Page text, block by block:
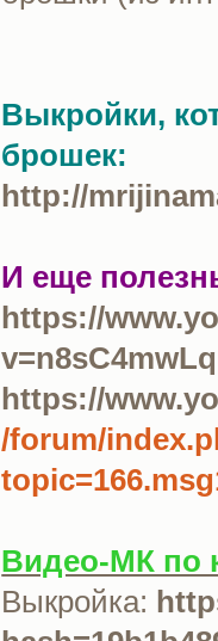
Выкройки,
брошек:
http://
И еще
https://
https://
/forum/
Видео-МК по
Выкройка: